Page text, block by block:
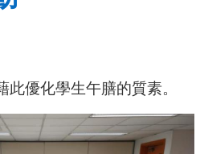
優化學生午膳的質素。